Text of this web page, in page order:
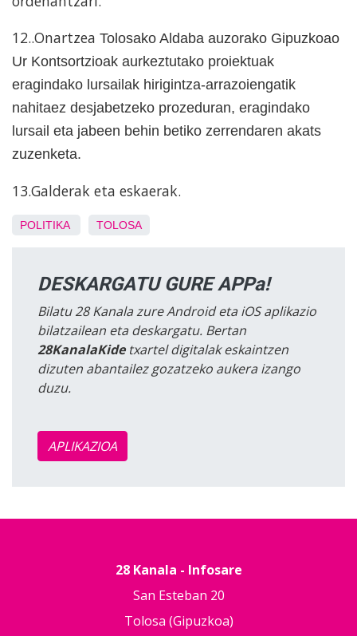
12..Onartzea Tolosako Aldaba auzorako Gipuzkoao
Ur Kontsortzioak aurkeztutako proiektuak
eragindako lursailak hirigintza-arrazoiengatik
nahitaez desjabetzeko prozeduran, eragindako
lursail eta jabeen behin betiko zerrendaren akats
zuzenketa.
13.Galderak eta eskaerak.
POLITIKA TOLOSA
DESKARGATU GURE APPa!
Bilatu 28 Kanala zure Android eta iOS aplikazio
bilatzailean eta deskargatu. Bertan
28KanalaKidetxartel digitalak eskaintzen
dizuten abantailez gozatzeko aukera izango
duzu.
APLIKAZIOA
28 Kanala - Infosare
San Esteban 20
Tolosa (Gipuzkoa)